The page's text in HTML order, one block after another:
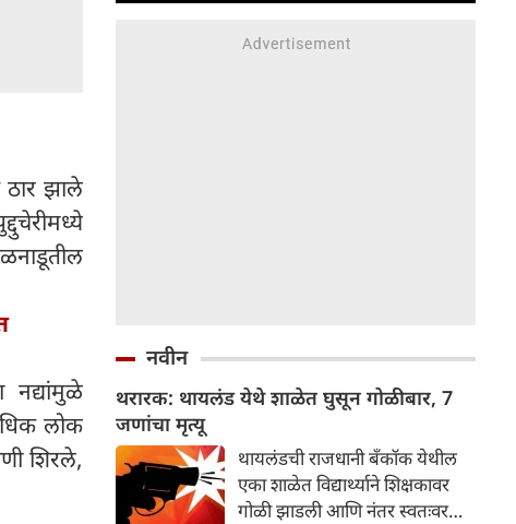
झाले
लोक
शिरले,
नवीन
थरारक: थायलंड येथे शाळेत घुसून गोळीबार, 7
जणांचा मृत्यू
थायलंडची राजधानी बँकॉक येथील
एका शाळेत विद्यार्थ्याने शिक्षकावर
गोळी झाडली आणि नंतर स्वतःवर